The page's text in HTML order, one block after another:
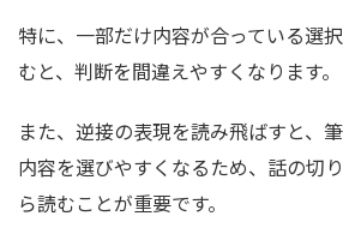
特に、一部だけ内容が合っている選
むと、判断を間違えやすくなります。
また、逆接の表現を読み飛ばすと、
内容を選びやすくなるため、話の切
ら読むことが重要です。